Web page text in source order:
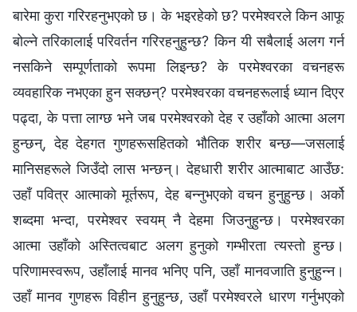
बारेमा कुरा गरिरहनुभएको छ। के भइरहेको छ? परमेश्‍वरले किन आफू
बोल्‍ने तरिकालाई परिवर्तन गरिरहनुहुन्छ? किन यी सबैलाई अलग गर्न
नसकिने सम्पूर्णताको रूपमा लिइन्छ? के परमेश्‍वरका वचनहरू
व्यवहारिक नभएका हुन सक्छन्? परमेश्‍वरका वचनहरूलाई ध्यान दिएर
पढ्दा, के पत्ता लाग्छ भने जब परमेश्‍वरको देह र उहाँको आत्मा अलग
हुन्छन्, देह देहगत गुणहरूसहितको भौतिक शरीर बन्छ—जसलाई
मानिसहरूले जिउँदो लास भन्छन्। देहधारी शरीर आत्माबाट आउँछ:
उहाँ पवित्र आत्माको मूर्तरूप, देह बन्‍नुभएको वचन हुनुहुन्छ। अर्को
शब्‍दमा भन्दा, परमेश्‍वर स्‍वयम्‌ नै देहमा जिउनुहुन्छ। परमेश्‍वरका
आत्मा उहाँको अस्तित्वबाट अलग हुनुको गम्भीरता त्यस्तो हुन्छ।
परिणामस्वरूप, उहाँलाई मानव भनिए पनि, उहाँ मानवजाति हुनुहुन्‍न।
उहाँ मानव गुणहरू विहीन हुनुहुन्छ, उहाँ परमेश्‍वरले धारण गर्नुभएको